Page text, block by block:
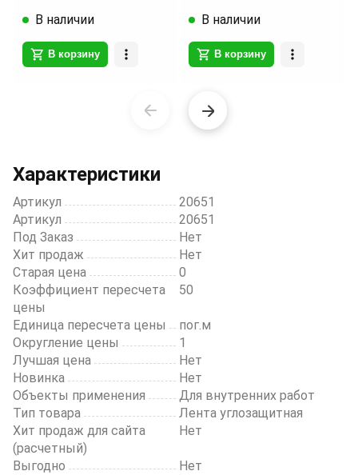
В наличии
В корзину
В наличии
В корзину
8
Характеристики
Артикул
20651
Артикул
20651
Под Заказ
Нет
Хит продаж
Нет
Старая цена
0
Коэффициент пересчета
цены
50
Единица пересчета цены
пог.м
Округление цены
1
Лучшая цена
Нет
Новинка
Нет
Объекты применения
Для внутренних работ
Тип товара
Лента углозащитная
Хит продаж для сайта
(расчетный)
Нет
Выгодно
Нет